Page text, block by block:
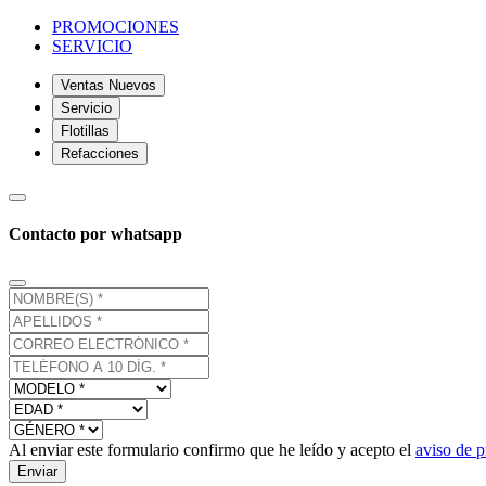
PROMOCIONES
SERVICIO
Ventas Nuevos
Servicio
Flotillas
Refacciones
Contacto por whatsapp
Al enviar este formulario confirmo que he leído y acepto el aviso de
Enviar